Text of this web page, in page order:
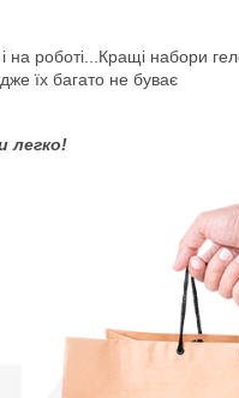
роботі...Кращі набори
їх багато не буває
легко!